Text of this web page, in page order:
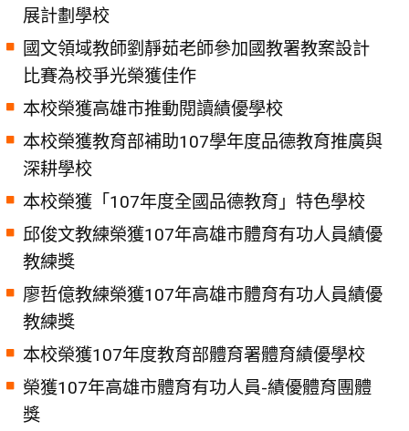
展計劃學校
國文領域教師劉靜茹老師參加國教署教案設計
比賽為校爭光榮獲佳作
本校榮獲高雄市推動閱讀績優學校
本校榮獲教育部補助107學年度品德教育推廣與
深耕學校
本校榮獲「107年度全國品德教育」特色學校
邱俊文教練榮獲107年高雄市體育有功人員績優
教練獎
廖哲億教練榮獲107年高雄市體育有功人員績優
教練獎
本校榮獲107年度教育部體育署體育績優學校
榮獲107年高雄市體育有功人員-績優體育團體
獎